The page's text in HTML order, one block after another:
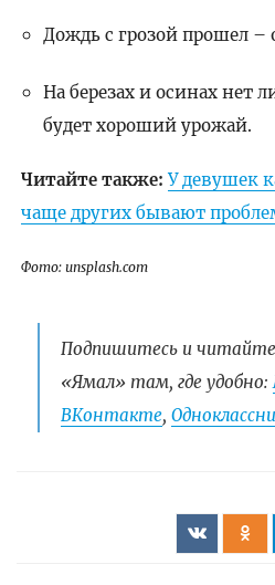
Дождь с грозой прошел –
На березах и осинах нет
будет хороший урожай.
Читайте также: У девушек
чаще других бывают
Фото: unsplash.com
Подпишитесь и
«Ямал» там, где удобно:
ВКонтакте,